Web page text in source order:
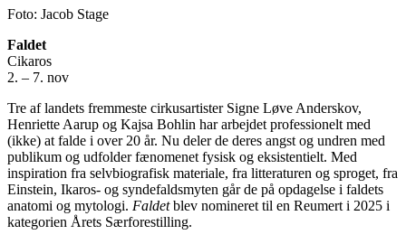
Foto: Jacob Stage
Faldet
Cikaros
2. – 7. nov
Tre af landets fremmeste cirkusartister Signe Løve Anderskov,
Henriette Aarup og Kajsa Bohlin har arbejdet professionelt med
(ikke) at falde i over 20 år. Nu deler de deres angst og undren med
publikum og udfolder fænomenet fysisk og eksistentielt. Med
inspiration fra selvbiografisk materiale, fra litteraturen og sproget, fra
Einstein, Ikaros- og syndefaldsmyten går de på opdagelse i faldets
anatomi og mytologi. Faldetblev nomineret til en Reumert i 2025 i
kategorien Årets Særforestilling.